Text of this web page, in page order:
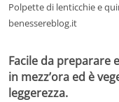
Polpette di lenticchie e
benessereblog.it
Facile da preparare
in mezz’ora ed è
leggerezza.